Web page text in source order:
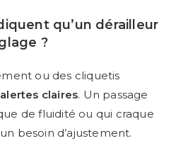
qu’un dérailleur
?
ou des cliquetis
alertes claires. Un passage
de fluidité ou qui craque
besoin d’ajustement.